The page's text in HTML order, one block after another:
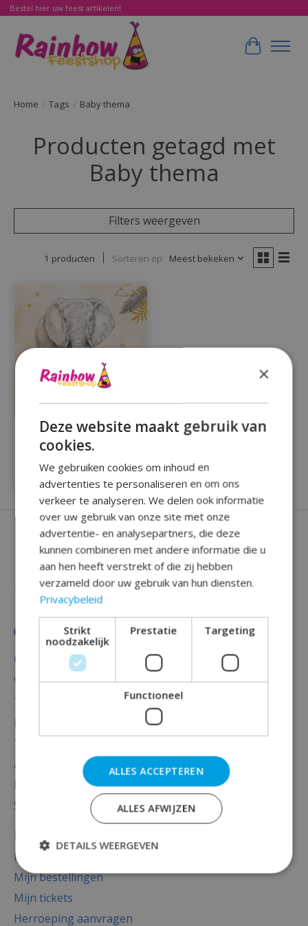
Bestel hier uw feest artikelen!
Home / Tags / Baby thema
Producten getagd met
Baby thema
Filters weergeven
1 producten Sorteren op Meest bekeken
Servetten baby safari
nude (25cm, 20st)
€2,95
Categorieën
Versiering
Totaal thema feest
Decoratie
Thema's
Accessoires
Baby versiering luxe
Sale
Mijn account
Registreren
Mijn bestellingen
Mijn tickets
Herroeping aanvragen
×
Deze website maakt gebruik van
cookies.
We gebruiken cookies om inhoud en
advertenties te personaliseren en om ons
verkeer te analyseren. We delen ook informatie
over uw gebruik van onze site met onze
advertentie- en analysepartners, die deze
kunnen combineren met andere informatie die u
aan hen heeft verstrekt of die zij hebben
verzameld door uw gebruik van hun diensten.
Privacybeleid
Strikt
noodzakelijk
Prestatie Targeting
Functioneel
ALLES ACCEPTEREN
ALLES AFWIJZEN
DETAILS WEERGEVEN